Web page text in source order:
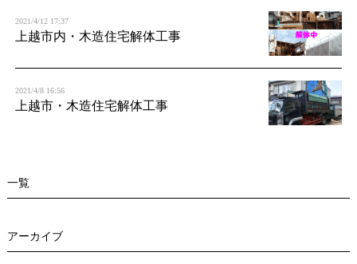
2021/4/12 17:37
上越市内・木造住宅解体工事
2021/4/8 16:56
上越市・木造住宅解体工事
一覧
アーカイブ
n